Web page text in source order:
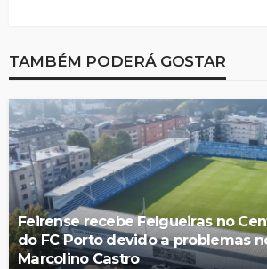
TAMBÉM PODERÁ GOSTAR
Feirense recebe Felgueiras no
do FC Porto devido a problemas
Marcolino Castro